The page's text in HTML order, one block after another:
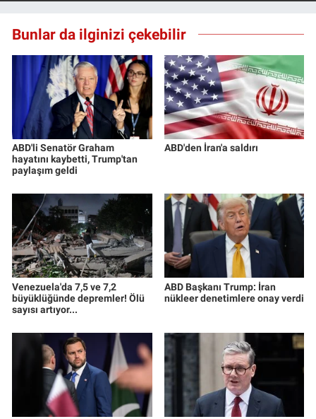
Bunlar da ilginizi çekebilir
ABD'li Senatör Graham
hayatını kaybetti, Trump'tan
paylaşım geldi
ABD'den İran'a saldırı
Venezuela'da 7,5 ve 7,2
büyüklüğünde depremler! Ölü
sayısı artıyor...
ABD Başkanı Trump: İran
nükleer denetimlere onay verdi